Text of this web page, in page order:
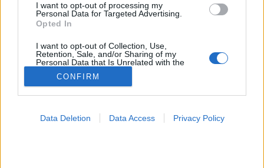
I want to opt-out of processing my
Personal Data for Targeted Advertising.
Opted In
I want to opt-out of Collection, Use,
Retention, Sale, and/or Sharing of my
Personal Data that Is Unrelated with the
Purposes for which it was collected.
Opted Out
CONFIRM
Data Deletion Data Access Privacy Policy